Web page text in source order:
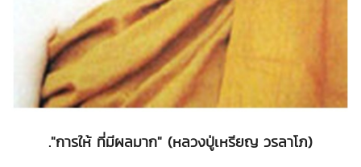
."การให้ ที่มีผลมาก" (หลวงปู่เหรียญ วรลาโภ)